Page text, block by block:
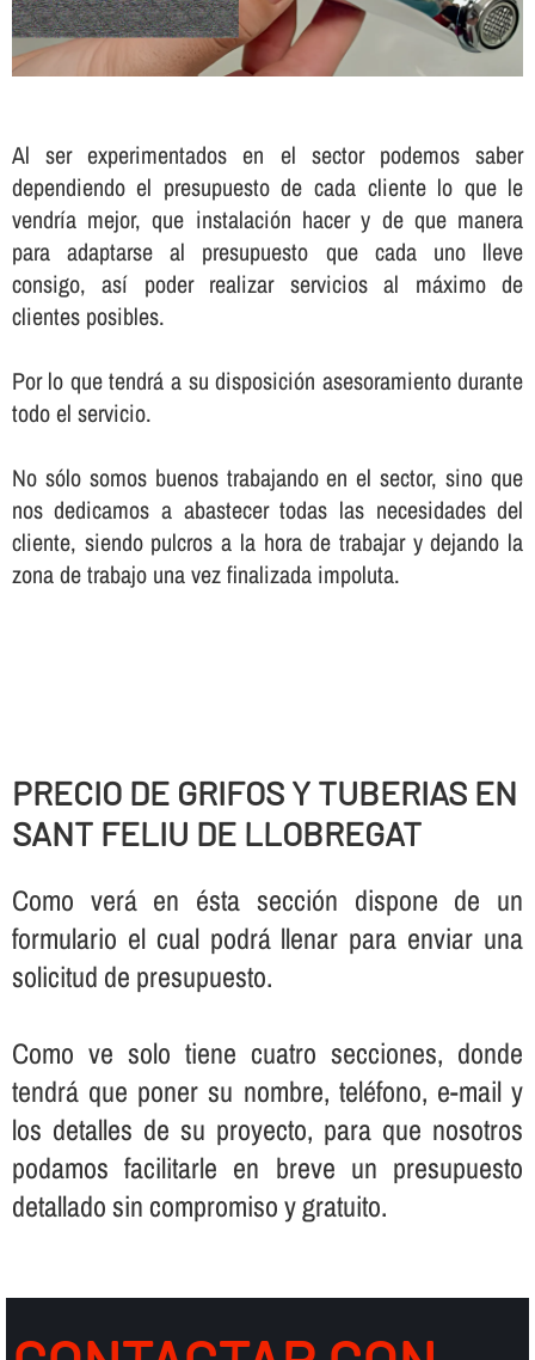
Al ser experimentados en el sector podemos saber
dependiendo el presupuesto de cada cliente lo que le
vendrí­a mejor, que instalación hacer y de que manera
para adaptarse al presupuesto que cada uno lleve
consigo, así­ poder realizar servicios al máximo de
clientes posibles.
Por lo que tendrá a su disposición asesoramiento durante
todo el servicio.
No sólo somos buenos trabajando en el sector, sino que
nos dedicamos a abastecer todas las necesidades del
cliente, siendo pulcros a la hora de trabajar y dejando la
zona de trabajo una vez finalizada impoluta.
PRECIO DE GRIFOS Y TUBERIAS EN
SANT FELIU DE LLOBREGAT
Como verá en ésta sección dispone de un
formulario el cual podrá llenar para enviar una
solicitud de presupuesto.
Como ve solo tiene cuatro secciones, donde
tendrá que poner su nombre, teléfono, e-mail y
los detalles de su proyecto, para que nosotros
podamos facilitarle en breve un presupuesto
detallado sin compromiso y gratuito.